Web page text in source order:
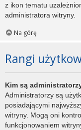
z ikon tematu
administratora witryny.
Na górę
Rangi
Kim są
Administratorzy są
posiadającymi
witryny. Mogą oni
funkcjonowaniem